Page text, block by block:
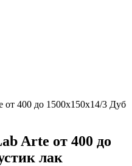
400 до 1500х150х14/3 Дуб
Arte от 400 до
лак